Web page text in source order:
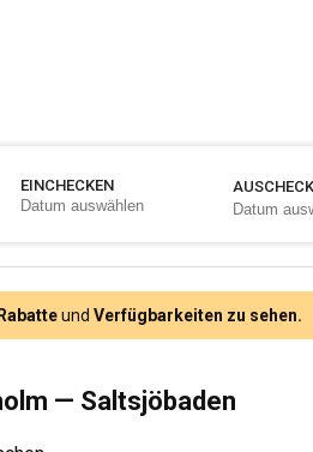
EINCHECKEN
und Verfügbarkeiten zu sehen.
— Saltsjöbaden